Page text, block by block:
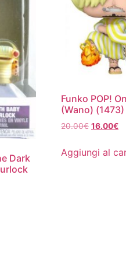
Dark
Funko POP!
(Wano) (1473)
20.00€ Il
originale
era:
16.00€Il
Aggiungi al